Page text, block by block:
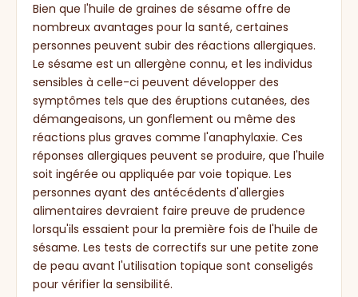
Bien que l'huile de graines de sésame offre de
nombreux avantages pour la santé, certaines
personnes peuvent subir des réactions allergiques.
Le sésame est un allergène connu, et les individus
sensibles à celle-ci peuvent développer des
symptômes tels que des éruptions cutanées, des
démangeaisons, un gonflement ou même des
réactions plus graves comme l'anaphylaxie. Ces
réponses allergiques peuvent se produire, que l'huile
soit ingérée ou appliquée par voie topique. Les
personnes ayant des antécédents d'allergies
alimentaires devraient faire preuve de prudence
lorsqu'ils essaient pour la première fois de l'huile de
sésame. Les tests de correctifs sur une petite zone
de peau avant l'utilisation topique sont conseligés
pour vérifier la sensibilité.